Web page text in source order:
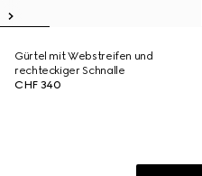
Gürtel mit Webstreifen und
rechteckiger Schnalle
CHF 340